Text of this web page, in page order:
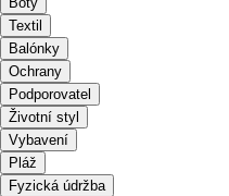
Textil
Balónky
Ochrany
Podporovatel
Životní styl
Vybavení
Pláž
Fyzická údržba